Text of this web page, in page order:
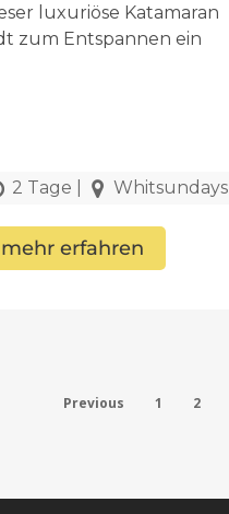
luxuriöse Katamaran
zum Entspannen ein
2 Tage Whitsundays
mehr erfahren
Previous 1 2